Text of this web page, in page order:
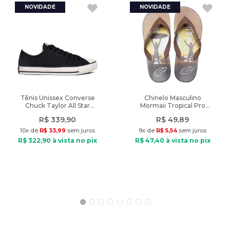
do uso do flash ou da configuração do seu monitor.
Indicado: Dia a dia
Tipo de jaqueta: Puffer
Composição: Poliamida, Forro: poliéster
Tipo de tecido: Plano
Gola: Com capuz
Bolsos: 2 bolsos frontais
Diferencial: Forro feito em tecido de pelinhos
Peso: 578g
Peso: 578g
Tênis Unissex Converse
Chuck Taylor All Star
R$ 339,90
10x de R$ 33,99 sem juros
R$ 322,90 à vista no pix
Chinelo Masculino
Mormaii Tropical Pro
R$ 49,89
9x de R$ 5,54 sem juros
R$ 47,40 à vista no pix